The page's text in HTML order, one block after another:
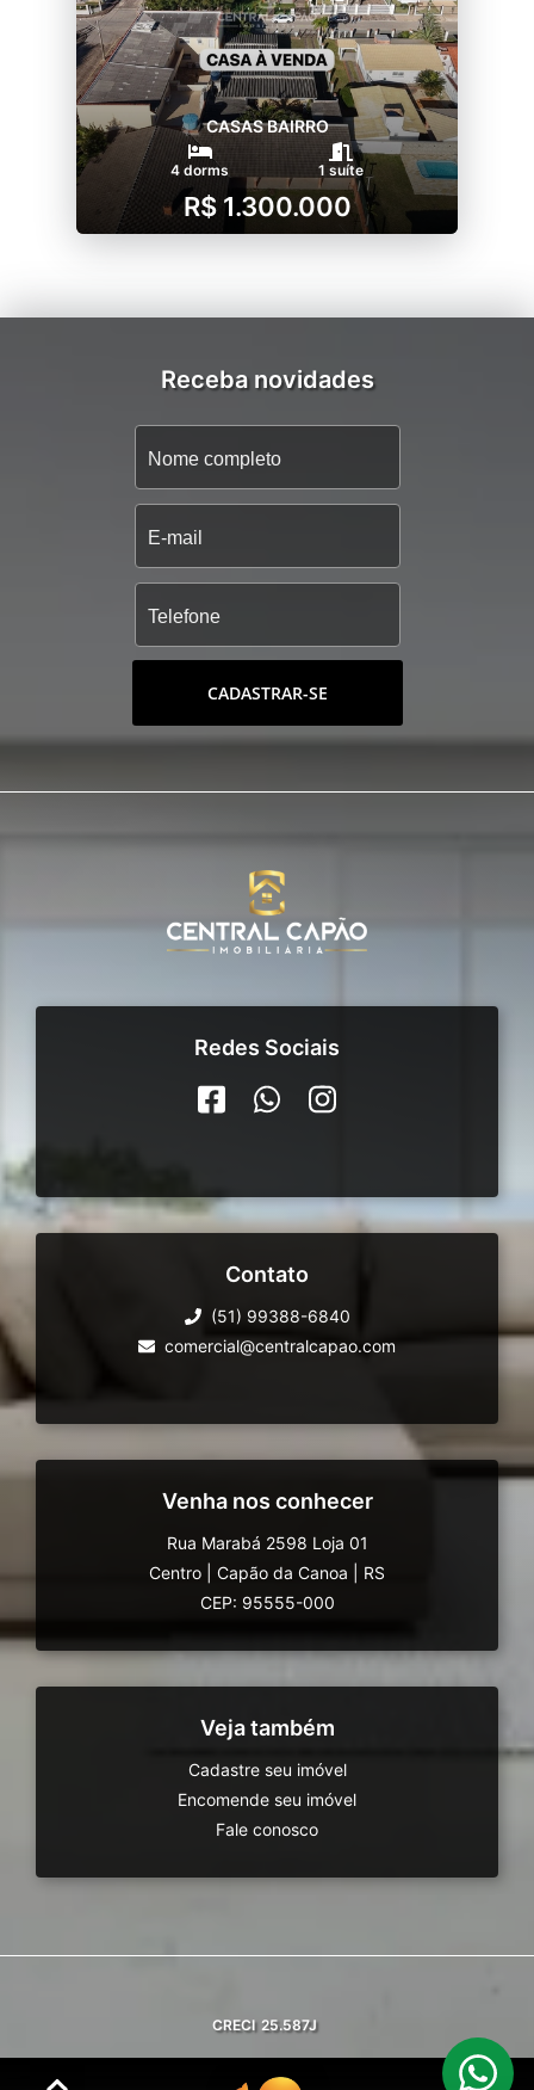
CASAS BAIRRO
4 dorms 1 suíte
R$ 1.300.000
Receba novidades
CADASTRAR-SE
Redes Sociais
Contato
(51) 99388-6840
comercial@centralcapao.com
Venha nos conhecer
Rua Marabá 2598 Loja 01
Centro
Capão da Canoa
RS
CEP: 95555-000
Veja também
Cadastre seu imóvel
Encomende seu imóvel
Fale conosco
CRECI 25.587J